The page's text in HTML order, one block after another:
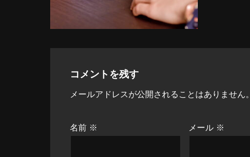
コメントを残す
メールアドレスが公開されることはありません。
名前 ※ メール ※